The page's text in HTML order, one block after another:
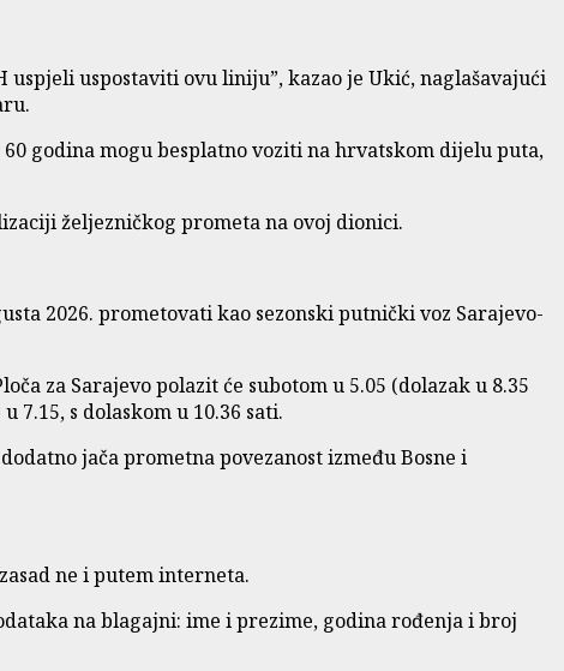
uspostaviti ovu liniju”, kazao je Ukić, naglašavajući
godina mogu besplatno voziti na hrvatskom dijelu puta,
željezničkog prometa na ovoj dionici.
2026. prometovati kao sezonski putnički voz Sarajevo-
za Sarajevo polazit će subotom u 5.05 (dolazak u 8.35
7.15, s dolaskom u 10.36 sati.
jača prometna povezanost između Bosne i
ne i putem interneta.
na blagajni: ime i prezime, godina rođenja i broj